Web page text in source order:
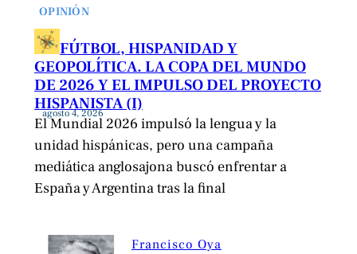
OPINIÓN
FÚTBOL, HISPANIDAD Y
GEOPOLÍTICA. LA COPA DEL MUNDO
DE 2026 Y EL IMPULSO DEL PROYECTO
HISPANISTA (I)
agosto 4, 2026
El Mundial 2026 impulsó la lengua y la
unidad hispánicas, pero una campaña
mediática anglosajona buscó enfrentar a
España y Argentina tras la final
Francisco Oya